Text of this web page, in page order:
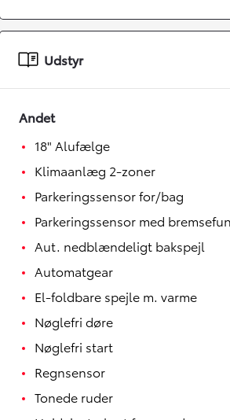
Yaris
HYBRID
Udstyr
Andet
18" Alufælge
Klimaanlæg 2-zoner
Parkeringssensor for/bag
Parkeringssensor med
Aut. nedblændeligt bakspejl
Automatgear
El-foldbare spejle m. varme
Nøglefri døre
Nøglefri start
Regnsensor
Tonede ruder